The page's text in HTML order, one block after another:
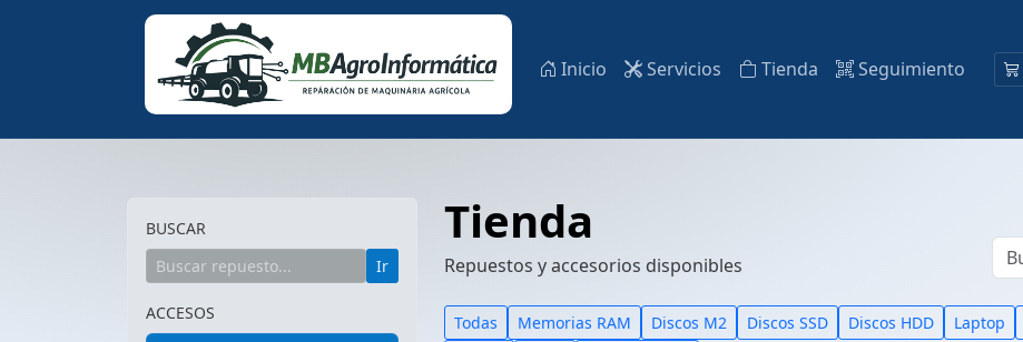
Inicio Servicios Tienda Seguimiento
BUSCAR
Ir
ACCESOS
Tienda
Repuestos y accesorios disponibles
Todas Memorias RAM Discos M2 Discos SSD Discos HDD Laptop